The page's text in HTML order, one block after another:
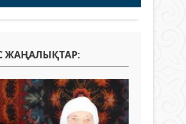
ЖАҢАЛЫҚТАР: